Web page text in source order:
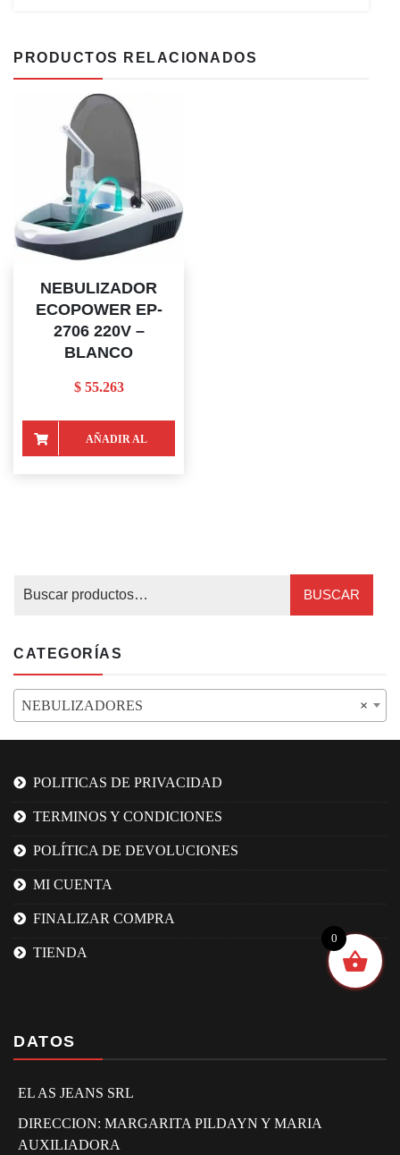
PRODUCTOS RELACIONADOS
NEBULIZADOR
ECOPOWER EP-
2706 220V –
BLANCO
$55.263
AÑADIR AL
BUSCAR
CATEGORÍAS
×
NEBULIZADORES
POLITICAS DE PRIVACIDAD
TERMINOS Y CONDICIONES
POLÍTICA DE DEVOLUCIONES
MI CUENTA
FINALIZAR COMPRA
TIENDA
DATOS
EL AS JEANS SRL
DIRECCION: MARGARITA PILDAYN Y MARIA
AUXILIADORA
0